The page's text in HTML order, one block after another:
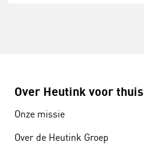
Over Heutink voor thuis
Onze missie
Over de Heutink Groep